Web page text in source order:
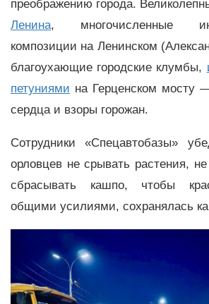
преображению города.
Ленина, многочисленные
композиции на Ленинском
благоухающие городские клумбы,
петуниями на Герценском мосту
сердца и взоры горожан.
Сотрудники «Спецавтобазы»
орловцев не срывать растения,
сбрасывать кашпо, чтобы
общими усилиями, сохранялась